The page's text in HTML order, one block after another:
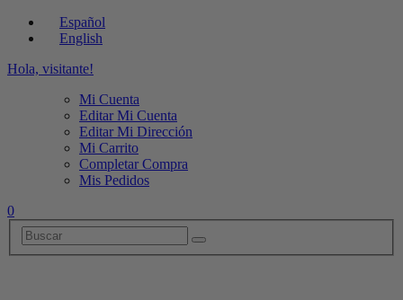
Español
English
Hola, visitante!
Mi Cuenta
Editar Mi Cuenta
Editar Mi Dirección
Mi Carrito
Completar Compra
Mis Pedidos
0